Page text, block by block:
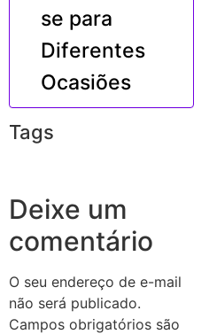
se para
Diferentes
Ocasiões
Tags
Deixe um
comentário
O seu endereço de e-mail
não será publicado.
Campos obrigatórios são